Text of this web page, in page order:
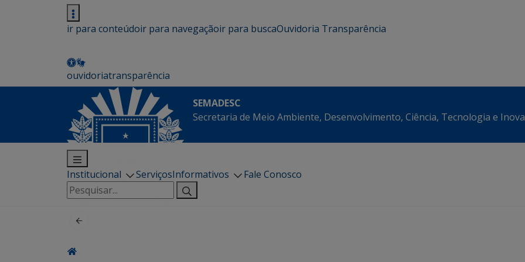
ir para conteúdoir para navegaçãoir para buscaOuvidoria Transparência
ouvidoriatransparência
SEMADESC
Secretaria de Meio Ambiente, Desenvolvimento, Ciência, Tecnologia e
Institucional ServiçosInformativos
Fale Conosco
Pesquisar
por: